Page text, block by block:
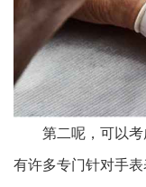
第二呢，可以
有许多专门针对手